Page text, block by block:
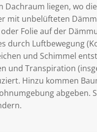
Dachraum liegen, wo
mit unbelüfteten
oder Folie auf der
durch Luftbewegung
und Schimmel
und Transpiration
Hinzu kommen
abgeben.